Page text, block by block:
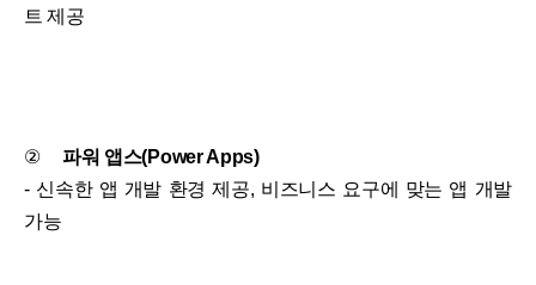
트 제공
②파워 앱스(Power Apps)
- 신속한 앱 개발 환경 제공, 비즈니스 요구에 맞는 앱 개발
가능